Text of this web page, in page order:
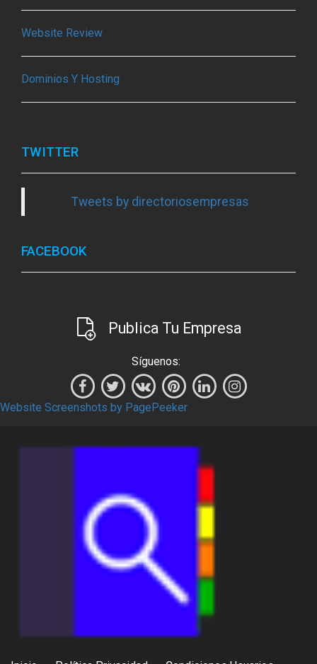
Website Review
Dominios Y Hosting
TWITTER
Tweets by directoriosempresas
FACEBOOK
Publica Tu Empresa
Síguenos:
Website Screenshots by PagePeeker